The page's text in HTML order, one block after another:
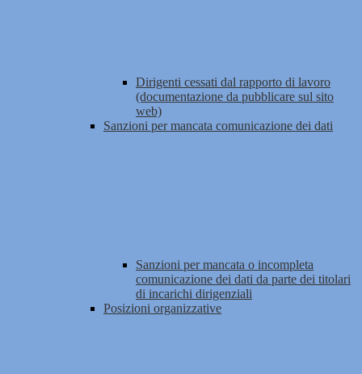
Dirigenti cessati dal rapporto di lavoro
(documentazione da pubblicare sul sito
web)
Sanzioni per mancata comunicazione dei dati
Sanzioni per mancata o incompleta
comunicazione dei dati da parte dei titolari
di incarichi dirigenziali
Posizioni organizzative